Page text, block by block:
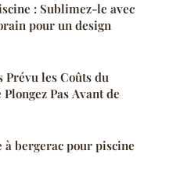
: Sublimez-le avec
pour un design
Prévu les Coûts du
Pas Avant de
bergerac pour piscine